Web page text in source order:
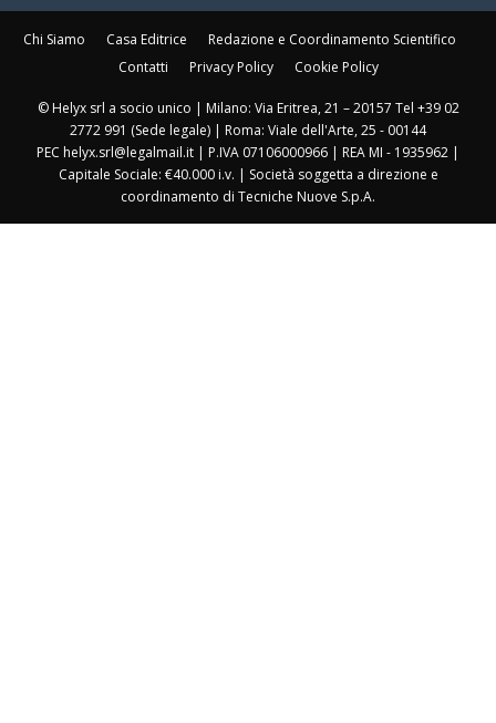
Chi Siamo Casa Editrice
Redazione e Coordinamento Scientifico
Contatti
Privacy Policy Cookie Policy
© Helyx srl a socio unico | Milano: Via Eritrea, 21 – 20157 Tel +39 02
2772 991 (Sede legale) | Roma: Viale dell'Arte, 25 - 00144
PEC helyx.srl@legalmail.it | P.IVA 07106000966 | REA MI - 1935962 |
Capitale Sociale: €40.000 i.v. | Società soggetta a direzione e
coordinamento di Tecniche Nuove S.p.A.